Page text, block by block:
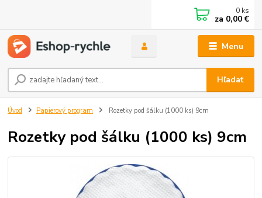
Menu
Hľadať
0 ks
za 0,00 €
Úvod Papierový program Rozetky pod šálku (1000 ks) 9cm
Rozetky pod šálku (1000 ks) 9cm